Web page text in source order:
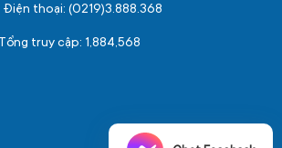
Điện thoại: (0219)3.888.368
Tổng truy cập: 1,884,568